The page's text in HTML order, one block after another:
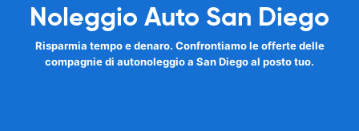
Noleggio Auto San Diego
Risparmia tempo e denaro. Confrontiamo le offerte delle
compagnie di autonoleggio a San Diego al posto tuo.